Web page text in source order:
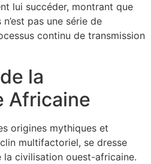
lui succéder, montrant que
pas une série de
continu de transmission
la
Africaine
origines mythiques et
multifactoriel, se dresse
la civilisation ouest-africaine.